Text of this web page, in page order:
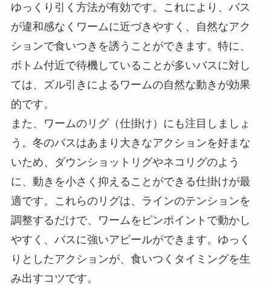
ゆっくり引く方法が有効です。これにより、バス
が違和感なくワームに近づきやすく、自然なアク
ションで食いつきを誘うことができます。特に、
ボトム付近で待機していることが多いバスに対し
ては、ズル引きによるワームの自然な動きが効果
的です。
また、ワームのリグ（仕掛け）にも注目しましょ
う。冬のバスはあまり大きなアクションを好まな
いため、ダウンショットリグやネコリグのよう
に、動きを小さく抑えることができる仕掛けが最
適です。これらのリグは、ラインのテンションを
調整するだけで、ワームをピンポイントで動かし
やすく、バスに強いアピールができます。ゆっく
りとしたアクションが、食いつくタイミングを生
み出すコツです。